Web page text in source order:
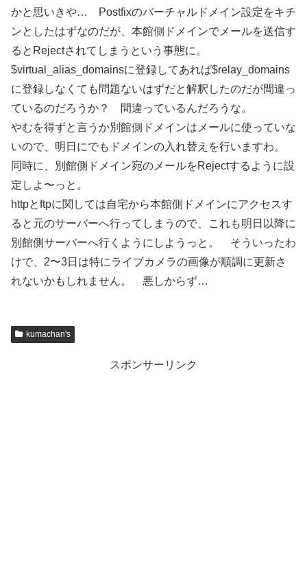
かと思いきや… Postfixのバーチャルドメイン設定をキチ
ンとしたはずなのだが、本館側ドメインでメールを送信す
るとRejectされてしまうという事態に。
$virtual_alias_domainsに登録してあれば$relay_domains
に登録しなくても問題ないはずだと解釈したのだが間違っ
ているのだろうか？ 間違っているんだろうな。
やむを得ずと言うか別館側ドメインはメールに使っていな
いので、明日にでもドメインの入れ替えを行いますわ。
同時に、別館側ドメイン宛のメールをRejectするように設
定しよ〜っと。
httpとftpに関しては自宅から本館側ドメインにアクセスす
ると元のサーバーへ行ってしまうので、これも明日以降に
別館側サーバーへ行くようにしようっと。 そういったわ
けで、2〜3日は特にライブカメラの画像が順調に更新さ
れないかもしれません。 悪しからず…
kumachan's
スポンサーリンク